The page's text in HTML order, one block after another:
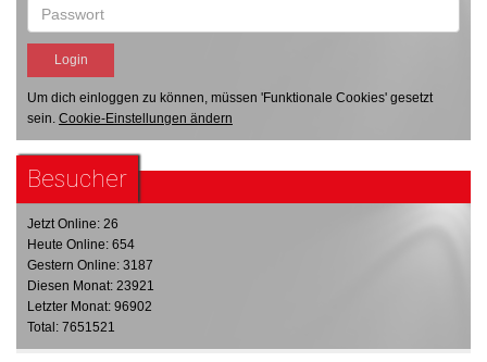
Um dich einloggen zu können, müssen 'Funktionale Cookies' gesetzt
sein. Cookie-Einstellungen ändern
Besucher
Jetzt Online: 26
Heute Online: 654
Gestern Online: 3187
Diesen Monat: 23921
Letzter Monat: 96902
Total: 7651521